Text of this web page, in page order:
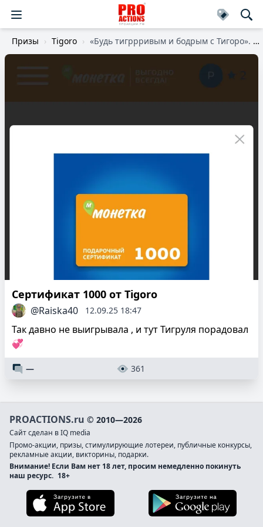
Призы Tigoro «Будь тигррривым и бодрым с Тигоро». (1)
Сертификат 1000 от Tigoro
@Raiska40 12.09.25 18:47
Так давно не выигрывала , и тут Тигруля порадовал
💞
— 361
PROACTIONS.ru © 2010—2026
Сайт сделан в IQ media
Промо-акции, призы, стимулирующие лотереи, публичные конкурсы,
рекламные акции, викторины, подарки.
Внимание! Если Вам нет 18 лет, просим немедленно покинуть
наш ресурс. 18+
Загрузите в App Store